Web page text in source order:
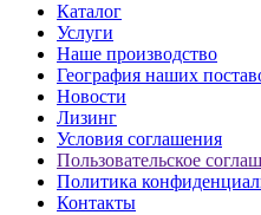
Каталог
Услуги
Наше производство
География наших
Новости
Лизинг
Условия соглашения
Пользовательское
Политика
Контакты